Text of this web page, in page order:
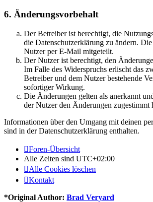
6. Änderungsvorbehalt
Der Betreiber ist berechtigt, die
die Datenschutzerklärung zu ändern.
Nutzer per E-Mail mitgeteilt.
Der Nutzer ist berechtigt, den
Im Falle des Widerspruchs erlischt das
Betreiber und dem Nutzer bestehende
sofortiger Wirkung.
Die Änderungen gelten als anerkannt
der Nutzer den Änderungen zugestimmt
Informationen über den Umgang mit deinen
sind in der Datenschutzerklärung enthalten.
Foren-Übersicht
Alle Zeiten sind UTC+02:00
Alle Cookies löschen
Kontakt
*Original Author: Brad Veryard